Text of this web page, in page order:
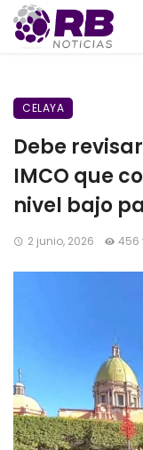
CELAYA
Debe
IMCO que
nivel bajo
2 junio, 2026 456